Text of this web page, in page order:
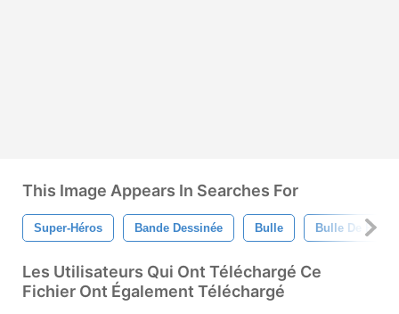
This Image Appears In Searches For
Super-Héros Bande Dessinée Bulle Bulle De
Les Utilisateurs Qui Ont Téléchargé Ce
Fichier Ont Également Téléchargé